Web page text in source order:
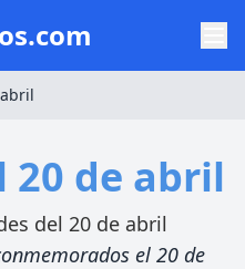
20 de abril
del 20 de abril
el 20 de